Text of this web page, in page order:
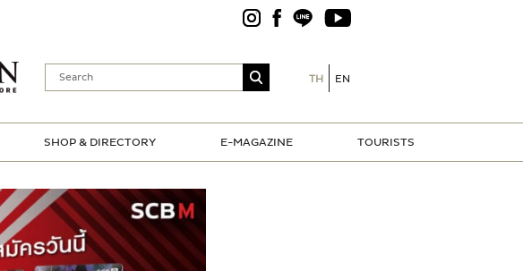
TH EN
SHOP & DIRECTORY E-MAGAZINE TOURISTS